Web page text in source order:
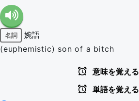
名詞
婉語
(euphemistic) son of a bitch
意味を覚える
単語を覚える